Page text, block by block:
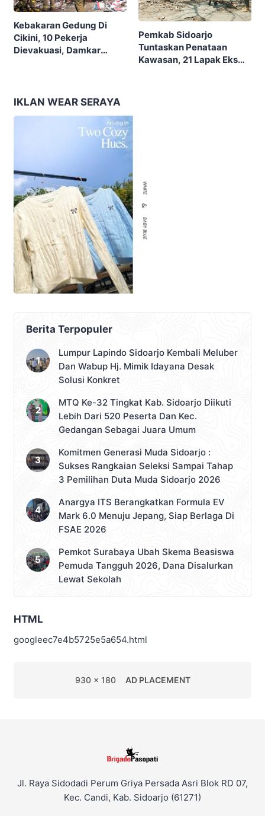
Kebakaran Gedung Di
Cikini, 10 Pekerja
Dievakuasi, Damkar
Pemkab Sidoarjo
Tuntaskan Penataan
Kawasan, 21 Lapak Eks
IKLAN WEAR SERAYA
Berita Terpopuler
Lumpur Lapindo Sidoarjo Kembali Meluber
Dan Wabup Hj. Mimik Idayana Desak
Solusi Konkret
MTQ Ke-32 Tingkat Kab. Sidoarjo Diikuti
Lebih Dari 520 Peserta Dan Kec.
Gedangan Sebagai Juara Umum
Komitmen Generasi Muda Sidoarjo :
Sukses Rangkaian Seleksi Sampai Tahap
3 Pemilihan Duta Muda Sidoarjo 2026
Anargya ITS Berangkatkan Formula EV
Mark 6.0 Menuju Jepang, Siap Berlaga Di
FSAE 2026
Pemkot Surabaya Ubah Skema Beasiswa
Pemuda Tangguh 2026, Dana Disalurkan
Lewat Sekolah
HTML
googleec7e4b5725e5a654.html
930 x 180 AD PLACEMENT
Jl. Raya Sidodadi Perum Griya Persada Asri Blok RD 07,
Kec. Candi, Kab. Sidoarjo (61271)